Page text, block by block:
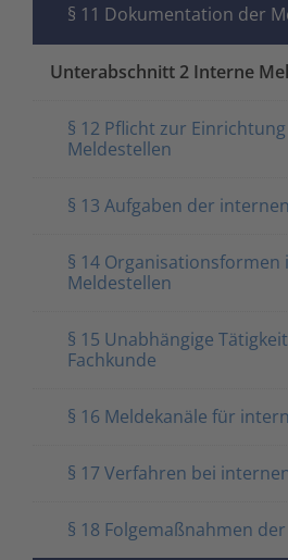
§ 11 Dokumentation der
Unterabschnitt 2 Interne
§ 12 Pflicht zur
Meldestellen
§ 13 Aufgaben der
§ 14
Meldestellen
§ 15 Unabhängige
Fachkunde
§ 16 Meldekanäle für
§ 17 Verfahren bei
§ 18 Folgemaßnahmen